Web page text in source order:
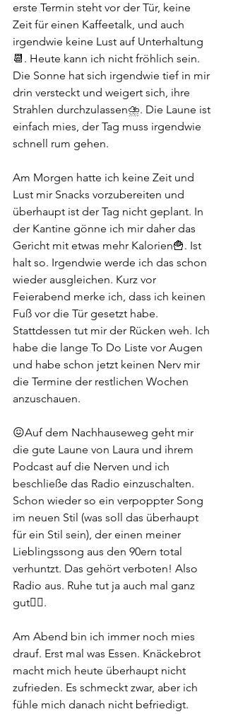
erste Termin steht vor der Tür, keine
Zeit für einen Kaffeetalk, und auch
irgendwie keine Lust auf Unterhaltung
📆. Heute kann ich nicht fröhlich sein.
Die Sonne hat sich irgendwie tief in mir
drin versteckt und weigert sich, ihre
Strahlen durchzulassen⛈️. Die Laune ist
einfach mies, der Tag muss irgendwie
schnell rum gehen.
Am Morgen hatte ich keine Zeit und
Lust mir Snacks vorzubereiten und
überhaupt ist der Tag nicht geplant. In
der Kantine gönne ich mir daher das
Gericht mit etwas mehr Kalorien🍟. Ist
halt so. Irgendwie werde ich das schon
wieder ausgleichen. Kurz vor
Feierabend merke ich, dass ich keinen
Fuß vor die Tür gesetzt habe.
Stattdessen tut mir der Rücken weh. Ich
habe die lange To Do Liste vor Augen
und habe schon jetzt keinen Nerv mir
die Termine der restlichen Wochen
anzuschauen.
😖Auf dem Nachhauseweg geht mir
die gute Laune von Laura und ihrem
Podcast auf die Nerven und ich
beschließe das Radio einzuschalten.
Schon wieder so ein verpoppter Song
im neuen Stil (was soll das überhaupt
für ein Stil sein), der einen meiner
Lieblingssong aus den 90ern total
verhuntzt. Das gehört verboten! Also
Radio aus. Ruhe tut ja auch mal ganz
gut😶‍🌫️.
Am Abend bin ich immer noch mies
drauf. Erst mal was Essen. Knäckebrot
macht mich heute überhaupt nicht
zufrieden. Es schmeckt zwar, aber ich
fühle mich danach nicht befriedigt.